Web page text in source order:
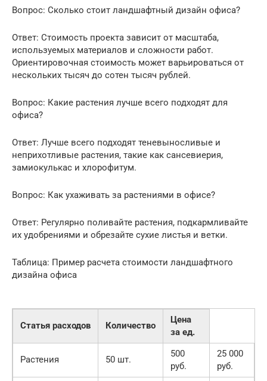
Вопрос: Сколько стоит ландшафтный дизайн офиса?
Ответ: Стоимость проекта зависит от масштаба,
используемых материалов и сложности работ.
Ориентировочная стоимость может варьироваться от
нескольких тысяч до сотен тысяч рублей.
Вопрос: Какие растения лучше всего подходят для
офиса?
Ответ: Лучше всего подходят теневыносливые и
неприхотливые растения, такие как сансевиерия,
замиокулькас и хлорофитум.
Вопрос: Как ухаживать за растениями в офисе?
Ответ: Регулярно поливайте растения, подкармливайте
их удобрениями и обрезайте сухие листья и ветки.
Таблица: Пример расчета стоимости ландшафтного
дизайна офиса
Статья расходов Количество
Цена
за ед.
Растения 50 шт.
500
руб.
25 000
руб.